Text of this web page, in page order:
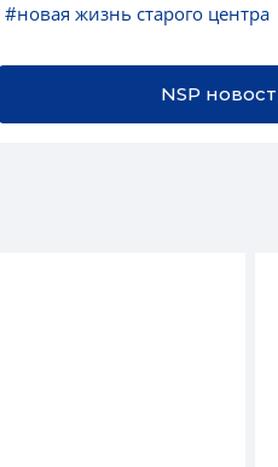
#новая жизнь старого центра
NSP